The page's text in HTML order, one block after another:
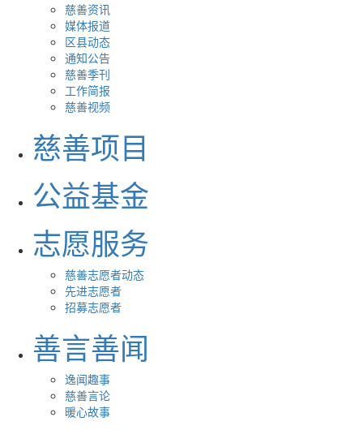
慈善资讯
媒体报道
区县动态
通知公告
慈善季刊
工作简报
慈善视频
慈善项目
公益基金
志愿服务
慈善志愿者动态
先进志愿者
招募志愿者
善言善闻
逸闻趣事
慈善言论
暖心故事